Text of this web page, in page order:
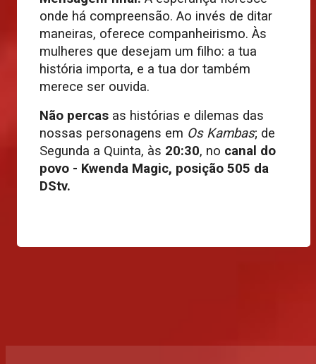
onde há compreensão. Ao invés de ditar
maneiras, oferece companheirismo. Às
mulheres que desejam um filho: a tua
história importa, e a tua dor também
merece ser ouvida.
Não percas as histórias e dilemas das
nossas personagens em Os Kambas; de
Segunda a Quinta, às 20:30, no canal do
povo - Kwenda Magic, posição 505 da
DStv.